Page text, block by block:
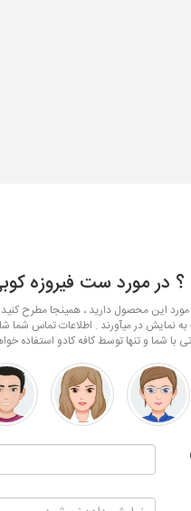
در مورد ست فیروزه
این محصول دارید ، همینجا مطرح
نمایش در میآورند . اطلاعات تماس شما
با شما و تنها توسط کافه کادو استفاده